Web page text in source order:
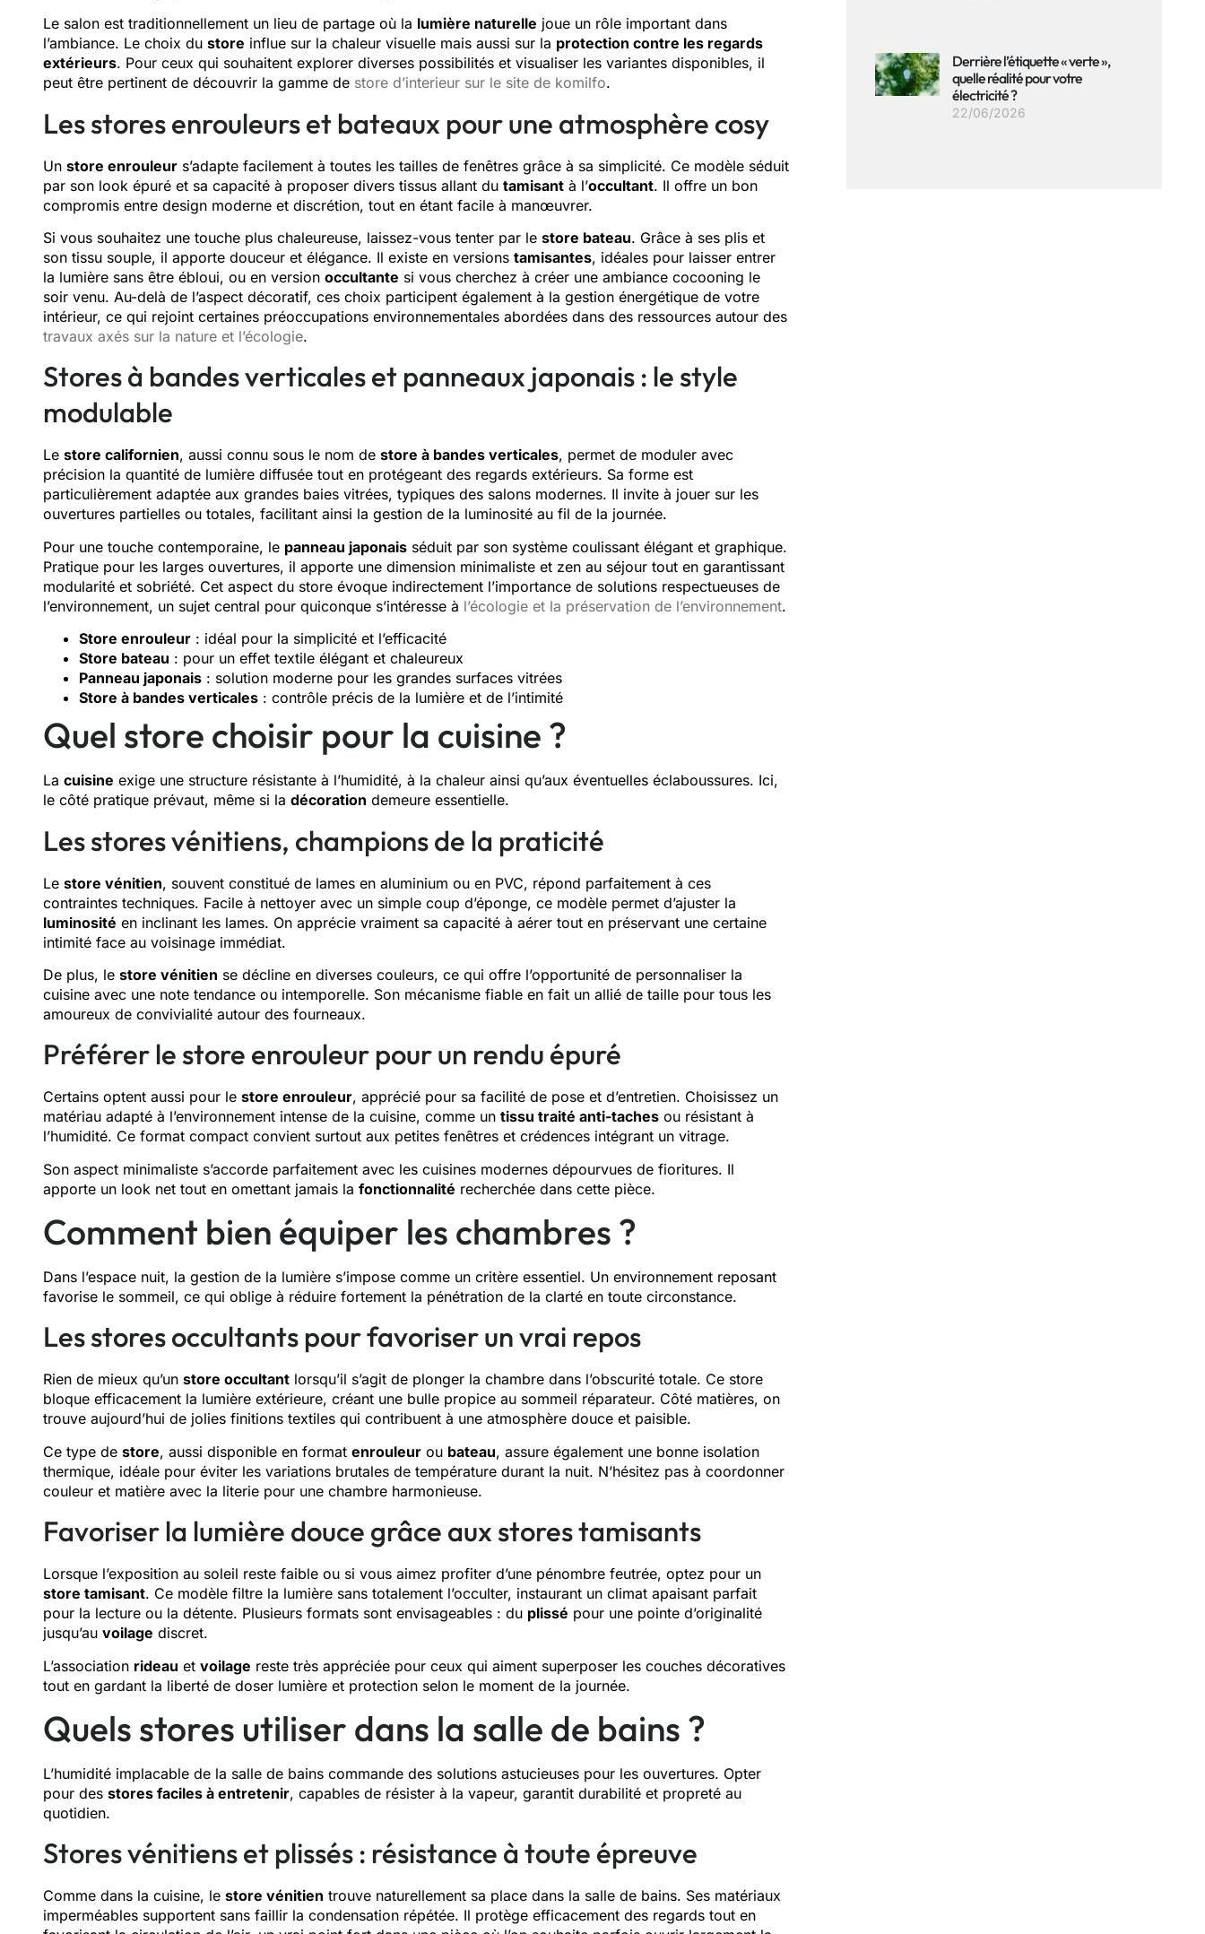
Le salon est traditionnellement un lieu de partage où la lumière naturelle joue un rôle important dans
l’ambiance. Le choix du store influe sur la chaleur visuelle mais aussi sur la protection contre les regards
extérieurs. Pour ceux qui souhaitent explorer diverses possibilités et visualiser les variantes disponibles, il
peut être pertinent de découvrir la gamme de store d’interieur sur le site de komilfo.
Les stores enrouleurs et bateaux pour une atmosphère cosy
Un store enrouleur s’adapte facilement à toutes les tailles de fenêtres grâce à sa simplicité. Ce modèle séduit
par son look épuré et sa capacité à proposer divers tissus allant du tamisant à l’occultant. Il offre un bon
compromis entre design moderne et discrétion, tout en étant facile à manœuvrer.
Si vous souhaitez une touche plus chaleureuse, laissez-vous tenter par le store bateau. Grâce à ses plis et
son tissu souple, il apporte douceur et élégance. Il existe en versions tamisantes, idéales pour laisser entrer
la lumière sans être ébloui, ou en version occultante si vous cherchez à créer une ambiance cocooning le
soir venu. Au-delà de l’aspect décoratif, ces choix participent également à la gestion énergétique de votre
intérieur, ce qui rejoint certaines préoccupations environnementales abordées dans des ressources autour des
travaux axés sur la nature et l’écologie.
Stores à bandes verticales et panneaux japonais : le style
modulable
Le store californien, aussi connu sous le nom de store à bandes verticales, permet de moduler avec
précision la quantité de lumière diffusée tout en protégeant des regards extérieurs. Sa forme est
particulièrement adaptée aux grandes baies vitrées, typiques des salons modernes. Il invite à jouer sur les
ouvertures partielles ou totales, facilitant ainsi la gestion de la luminosité au fil de la journée.
Pour une touche contemporaine, le panneau japonais séduit par son système coulissant élégant et graphique.
Pratique pour les larges ouvertures, il apporte une dimension minimaliste et zen au séjour tout en garantissant
modularité et sobriété. Cet aspect du store évoque indirectement l’importance de solutions respectueuses de
l’environnement, un sujet central pour quiconque s’intéresse à l’écologie et la préservation de l’environnement.
Store enrouleur : idéal pour la simplicité et l’efficacité
Store bateau : pour un effet textile élégant et chaleureux
Panneau japonais : solution moderne pour les grandes surfaces vitrées
Store à bandes verticales : contrôle précis de la lumière et de l’intimité
Quel store choisir pour la cuisine ?
La cuisine exige une structure résistante à l’humidité, à la chaleur ainsi qu’aux éventuelles éclaboussures. Ici,
le côté pratique prévaut, même si la décoration demeure essentielle.
Les stores vénitiens, champions de la praticité
Le store vénitien, souvent constitué de lames en aluminium ou en PVC, répond parfaitement à ces
contraintes techniques. Facile à nettoyer avec un simple coup d’éponge, ce modèle permet d’ajuster la
luminosité en inclinant les lames. On apprécie vraiment sa capacité à aérer tout en préservant une certaine
intimité face au voisinage immédiat.
De plus, le store vénitien se décline en diverses couleurs, ce qui offre l’opportunité de personnaliser la
cuisine avec une note tendance ou intemporelle. Son mécanisme fiable en fait un allié de taille pour tous les
amoureux de convivialité autour des fourneaux.
Préférer le store enrouleur pour un rendu épuré
Certains optent aussi pour le store enrouleur, apprécié pour sa facilité de pose et d’entretien. Choisissez un
matériau adapté à l’environnement intense de la cuisine, comme un tissu traité anti-taches ou résistant à
l’humidité. Ce format compact convient surtout aux petites fenêtres et crédences intégrant un vitrage.
Son aspect minimaliste s’accorde parfaitement avec les cuisines modernes dépourvues de fioritures. Il
apporte un look net tout en omettant jamais la fonctionnalité recherchée dans cette pièce.
Comment bien équiper les chambres ?
Dans l’espace nuit, la gestion de la lumière s’impose comme un critère essentiel. Un environnement reposant
favorise le sommeil, ce qui oblige à réduire fortement la pénétration de la clarté en toute circonstance.
Les stores occultants pour favoriser un vrai repos
Rien de mieux qu’un store occultant lorsqu’il s’agit de plonger la chambre dans l’obscurité totale. Ce store
bloque efficacement la lumière extérieure, créant une bulle propice au sommeil réparateur. Côté matières, on
trouve aujourd’hui de jolies finitions textiles qui contribuent à une atmosphère douce et paisible.
Ce type de store, aussi disponible en format enrouleur ou bateau, assure également une bonne isolation
thermique, idéale pour éviter les variations brutales de température durant la nuit. N’hésitez pas à coordonner
couleur et matière avec la literie pour une chambre harmonieuse.
Favoriser la lumière douce grâce aux stores tamisants
Lorsque l’exposition au soleil reste faible ou si vous aimez profiter d’une pénombre feutrée, optez pour un
store tamisant. Ce modèle filtre la lumière sans totalement l’occulter, instaurant un climat apaisant parfait
pour la lecture ou la détente. Plusieurs formats sont envisageables : du plissé pour une pointe d’originalité
jusqu’au voilage discret.
L’association rideau et voilage reste très appréciée pour ceux qui aiment superposer les couches décoratives
tout en gardant la liberté de doser lumière et protection selon le moment de la journée.
Quels stores utiliser dans la salle de bains ?
L’humidité implacable de la salle de bains commande des solutions astucieuses pour les ouvertures. Opter
pour des stores faciles à entretenir, capables de résister à la vapeur, garantit durabilité et propreté au
quotidien.
Stores vénitiens et plissés : résistance à toute épreuve
Comme dans la cuisine, le store vénitien trouve naturellement sa place dans la salle de bains. Ses matériaux
imperméables supportent sans faillir la condensation répétée. Il protège efficacement des regards tout en
Derrière l’étiquette « verte »,
quelle réalité pour votre
électricité ?
22/06/2026